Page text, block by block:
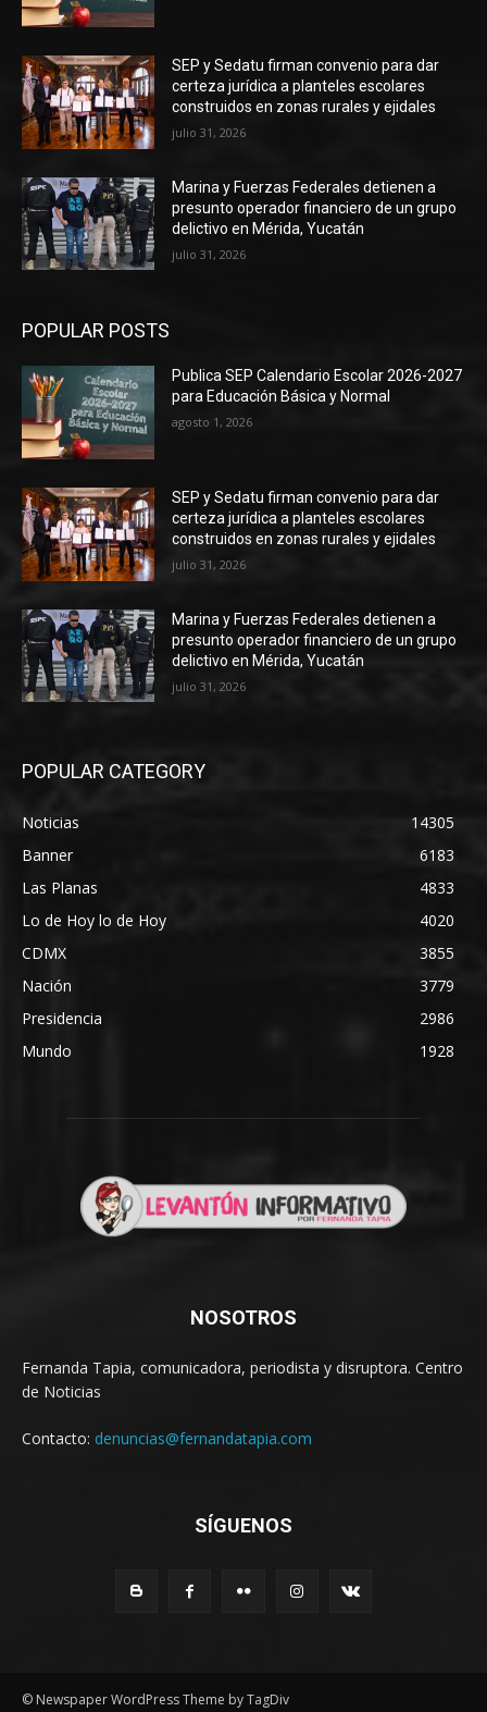
SEP y Sedatu firman convenio para dar
certeza jurídica a planteles escolares
construidos en zonas rurales y ejidales
julio 31, 2026
Marina y Fuerzas Federales detienen a
presunto operador financiero de un grupo
delictivo en Mérida, Yucatán
julio 31, 2026
POPULAR POSTS
Publica SEP Calendario Escolar 2026-2027
para Educación Básica y Normal
agosto 1, 2026
SEP y Sedatu firman convenio para dar
certeza jurídica a planteles escolares
construidos en zonas rurales y ejidales
julio 31, 2026
Marina y Fuerzas Federales detienen a
presunto operador financiero de un grupo
delictivo en Mérida, Yucatán
julio 31, 2026
POPULAR CATEGORY
Noticias
14305
Banner
6183
Las Planas
4833
Lo de Hoy lo de Hoy
4020
CDMX
3855
Nación
3779
Presidencia
2986
Mundo
1928
NOSOTROS
Fernanda Tapia, comunicadora, periodista y disruptora. Centro
de Noticias
Contacto: denuncias@fernandatapia.com
SÍGUENOS
© Newspaper WordPress Theme by TagDiv